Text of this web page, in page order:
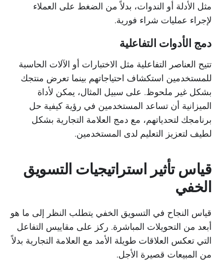
مثل الأدلة أو الندوات، بدلاً من الضغط على العملاء
لإجراء عمليات شراء فورية.
دمج الأدوات التفاعلية
تتيح العناصر التفاعلية مثل الاختبارات أو الآلات الحاسبة
للمستخدمين استكشاف احتياجاتهم بينما تعرض منتجك
بشكل غير ملحوظ. على سبيل المثال، يمكن لأداة
الميزانية أن تساعد المستخدمين في رؤية كيفية حل
برنامجك لتحدياتهم، مع دمج العلامة التجارية بشكل
لطيف لتعزيز التعليم لدى المستخدمين.
قياس تأثير استراتيجيات التسويق
الخفي
قياس النجاح في التسويق الخفي يتطلب النظر إلى ما هو
أبعد من التحويلات المباشرة. ركز على مقاييس التفاعل
التي تعكس العلاقات طويلة الأمد مع العلامة التجارية بدلاً
من المبيعات قصيرة الأجل.